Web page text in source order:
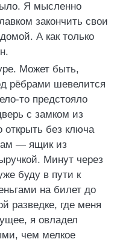
Я мысленно
закончить свои
А как только
Может быть,
рёбрами шевелится
то предстояло
с замком из
открыть без ключа
— ящик из
Минут через
буду в пути к
на билет до
разведке, где меня
я овладел
чем мелкое